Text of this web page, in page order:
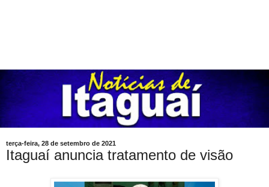
terça-feira, 28 de setembro de 2021
Itaguaí anuncia tratamento de visão